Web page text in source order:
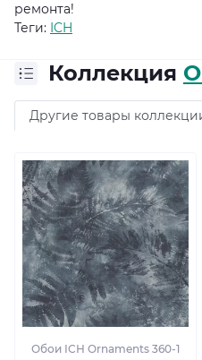
ремонта!
Теги: ICH
Коллекция
Другие товары
Обои ІСН Ornaments 360-1